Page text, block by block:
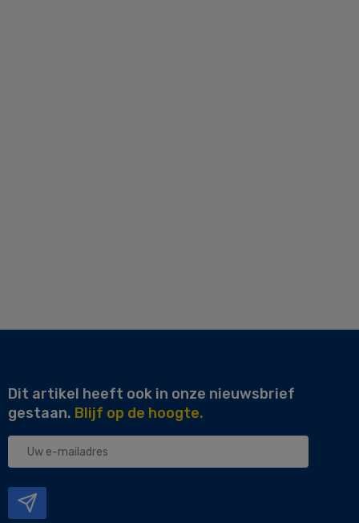
Dit artikel heeft ook in onze nieuwsbrief
gestaan. Blijf op de hoogte.
Uw